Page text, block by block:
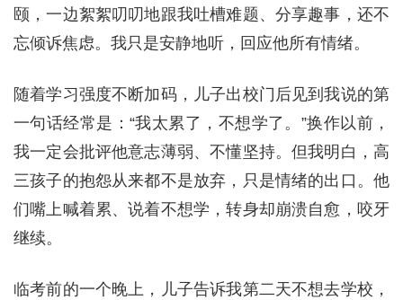
颐，一边絮絮叨叨地跟我吐槽难题、分享趣事，还不
忘倾诉焦虑。我只是安静地听，回应他所有情绪。
随着学习强度不断加码，儿子出校门后见到我说的第
一句话经常是：“我太累了，不想学了。”换作以前，
我一定会批评他意志薄弱、不懂坚持。但我明白，高
三孩子的抱怨从来都不是放弃，只是情绪的出口。他
们嘴上喊着累、说着不想学，转身却崩溃自愈，咬牙
继续。
临考前的一个晚上，儿子告诉我第二天不想去学校，